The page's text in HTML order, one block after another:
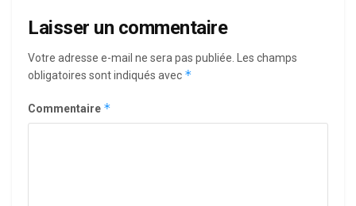
Laisser un commentaire
Votre adresse e-mail ne sera pas publiée. Les champs
obligatoires sont indiqués avec *
Commentaire *